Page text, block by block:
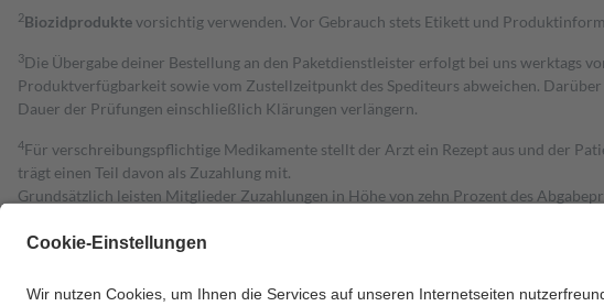
2Biozidproduktevorsichtig verwenden. Vor Gebrauch stets Etikett und
3Die Übergabe deiner Bestellung an den Paketdienstleister erfolgt bei uns werktags
Produktverfügbarkeit sowie vom Zustellzeitpunkt des Spediteurs abweichen.
Dauer der Prüfungen einschließlich Klärungen verlängern.
4Für verschreibungspflichtige Medikamente stellt der Arzt ein Rezept aus und der
trägt einen Teil davon als Zuzahlung mit.
Grundsätzlich leisten Mitglieder Zuzahlungen in Höhe von zehn Prozent des
Diese Regeln gelten grundsätzlich auch für Online-Apotheken.
Um das Engagement der Versicherten für ihre eigene Gesundheit zu stärken und die